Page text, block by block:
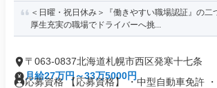
＜日曜・祝日休み＞『働きやすい職場認証』の二
厚生充実の職場でドライバーへ挑...
〒063-0837北海道札幌市西区発寒十七条
月給27万円～33万5000円
応募資格 【応募資格】 ・中型自動車免許